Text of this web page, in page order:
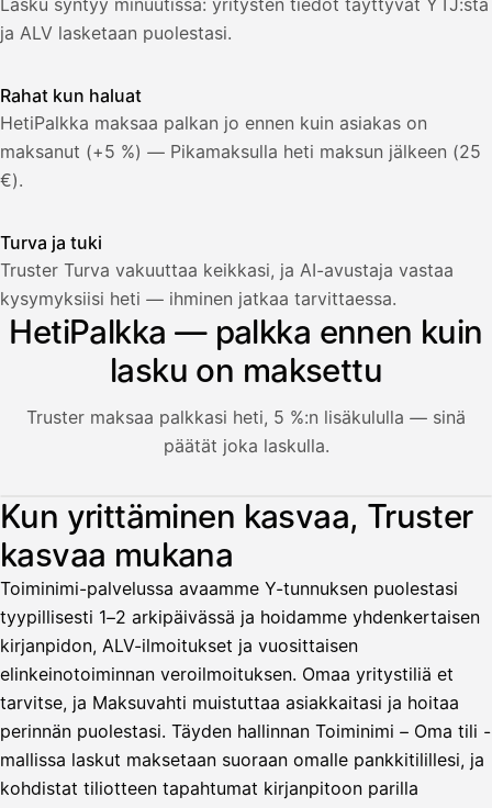
25,5
€
ja ALV lasketaan puolestasi.
Rahat kun haluat
HetiPalkka maksaa palkan jo ennen kuin asiakas on
maksanut (+5 %) — Pikamaksulla heti maksun jälkeen (25
€).
Turva ja tuki
Truster Turva vakuuttaa keikkasi, ja AI-avustaja vastaa
kysymyksiisi heti — ihminen jatkaa tarvittaessa.
HetiPalkka — palkka ennen kuin
lasku on maksettu
Truster maksaa palkkasi heti, 5 %:n lisäkululla — sinä
päätät joka laskulla.
Kuvitus: käyttäjä nostaa palkan laskusta, jota asiakas ei
Palkka
Lasku · Acme Oy
Odottaa maksua
Nosta palkkaa
Bruttopalkka
Palvelumaksu
HetiPalkka 5 %
Palkka maksussa
Kun yrittäminen kasvaa, Truster
kasvaa mukana
Toiminimi-palvelussa avaamme Y-tunnuksen puolestasi
tyypillisesti 1–2 arkipäivässä ja hoidamme yhdenkertaisen
kirjanpidon, ALV-ilmoitukset ja vuosittaisen
elinkeinotoiminnan veroilmoituksen. Omaa yritystiliä et
tarvitse, ja Maksuvahti muistuttaa asiakkaitasi ja hoitaa
perinnän puolestasi. Täyden hallinnan Toiminimi – Oma tili -
mallissa laskut maksetaan suoraan omalle pankkitilillesi, ja
kohdistat tiliotteen tapahtumat kirjanpitoon parilla